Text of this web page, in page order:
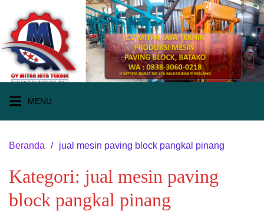
konten
MENU
Beranda jual mesin paving block pangkal pinang
Kategori: jual mesin paving
block pangkal pinang